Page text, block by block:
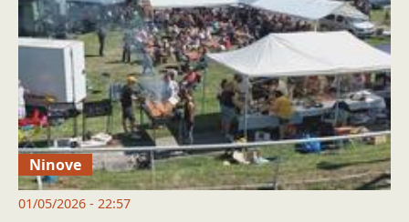
Ninove
01/05/2026 - 22:57